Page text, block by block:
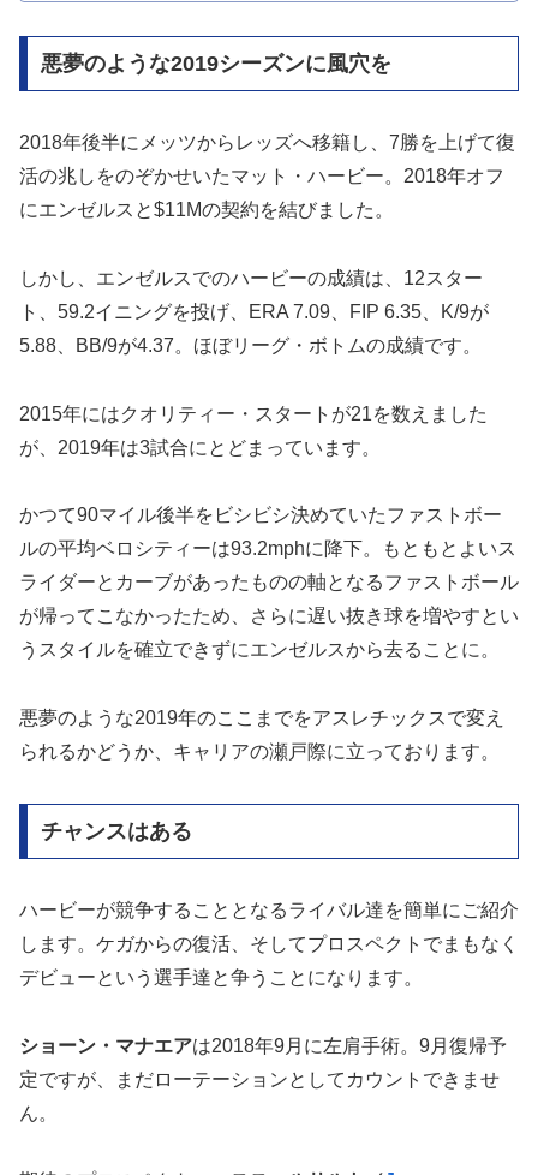
悪夢のような2019シーズンに風穴を
2018年後半にメッツからレッズへ移籍し、7勝を上げて復
活の兆しをのぞかせいたマット・ハービー。2018年オフ
にエンゼルスと$11Mの契約を結びました。
しかし、エンゼルスでのハービーの成績は、12スター
ト、59.2イニングを投げ、ERA 7.09、FIP 6.35、K/9が
5.88、BB/9が4.37。ほぼリーグ・ボトムの成績です。
2015年にはクオリティー・スタートが21を数えました
が、2019年は3試合にとどまっています。
かつて90マイル後半をビシビシ決めていたファストボー
ルの平均ベロシティーは93.2mphに降下。もともとよいス
ライダーとカーブがあったものの軸となるファストボール
が帰ってこなかったため、さらに遅い抜き球を増やすとい
うスタイルを確立できずにエンゼルスから去ることに。
悪夢のような2019年のここまでをアスレチックスで変え
られるかどうか、キャリアの瀬戸際に立っております。
チャンスはある
ハービーが競争することとなるライバル達を簡単にご紹介
します。ケガからの復活、そしてプロスペクトでまもなく
デビューという選手達と争うことになります。
ショーン・マナエアは2018年9月に左肩手術。9月復帰予
定ですが、まだローテーションとしてカウントできませ
ん。